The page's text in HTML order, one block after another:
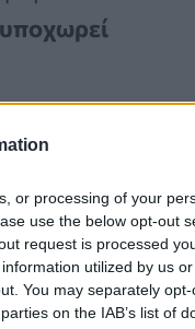
or processing of your
use the below opt-out
request is processed
utilized by us
You may separately
on the IAB’s list of
NanoKnife